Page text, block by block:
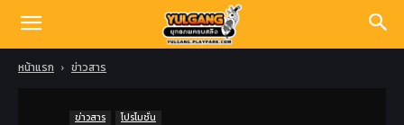
หน้าแรก ข่าวสาร
ข่าวสาร โปรโมชั่น